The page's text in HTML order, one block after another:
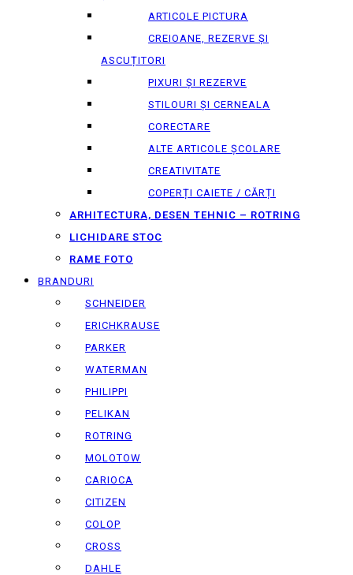
ARTICOLE PICTURA
CREIOANE, REZERVE ȘI
ASCUȚITORI
PIXURI ȘI REZERVE
STILOURI ȘI CERNEALA
CORECTARE
ALTE ARTICOLE ȘCOLARE
CREATIVITATE
COPERȚI CAIETE / CĂRȚI
ARHITECTURA, DESEN TEHNIC – ROTRING
LICHIDARE STOC
RAME FOTO
BRANDURI
SCHNEIDER
ERICHKRAUSE
PARKER
WATERMAN
PHILIPPI
PELIKAN
ROTRING
MOLOTOW
CARIOCA
CITIZEN
COLOP
CROSS
DAHLE